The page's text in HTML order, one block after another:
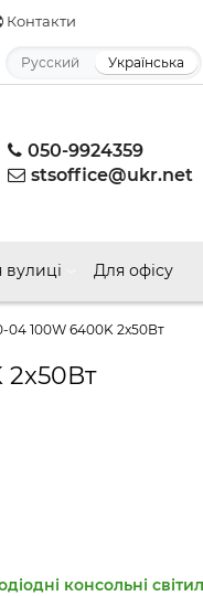
Контакти
Русский Українська
050-9924359
stsoffice@ukr.net
вулиці Для офісу
04 100W 6400K 2x50Вт
2x50Вт
консольні